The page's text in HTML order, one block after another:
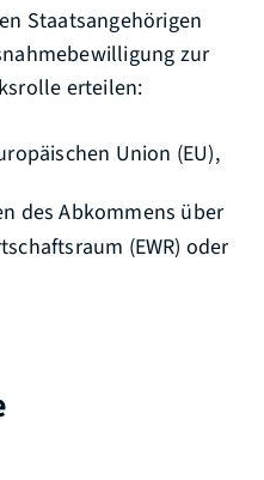
Staatsangehörigen
zur
erteilen:
Union (EU),
des Abkommens über
(EWR) oder